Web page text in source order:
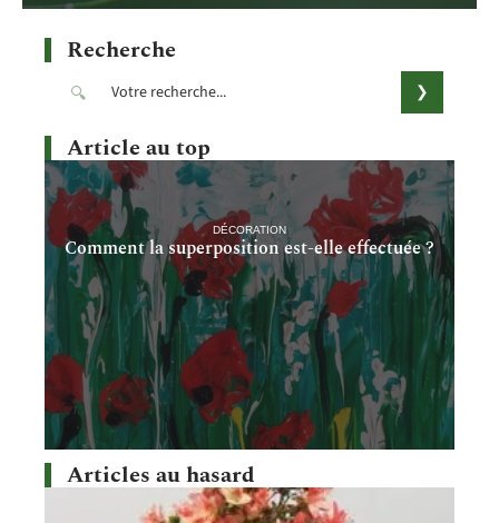
Recherche
Article au top
DÉCORATION
Comment la superposition est-elle effectuée ?
Articles au hasard